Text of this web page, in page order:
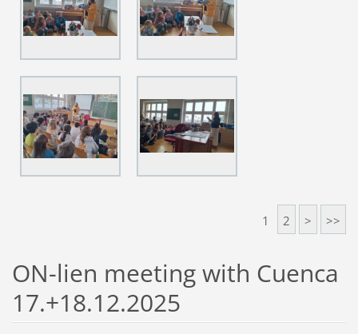
1 2 > >>
ON-lien meeting with Cuenca
17.+18.12.2025